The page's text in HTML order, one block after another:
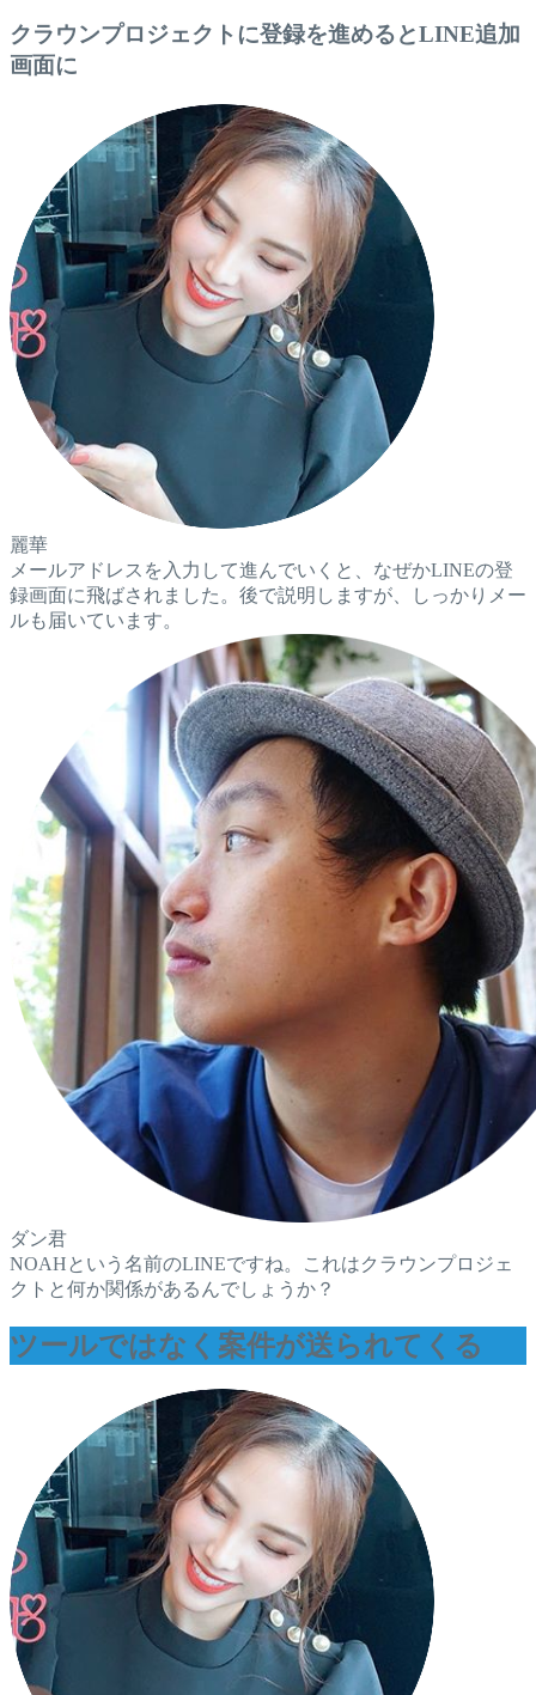
クラウンプロジェクトに登録を進めるとLINE追加
画面に
麗華
メールアドレスを入力して進んでいくと、なぜかLINEの登
録画面に飛ばされました。後で説明しますが、しっかりメー
ルも届いています。
ダン君
NOAHという名前のLINEですね。これはクラウンプロジェ
クトと何か関係があるんでしょうか？
ツールではなく案件が送られてくる